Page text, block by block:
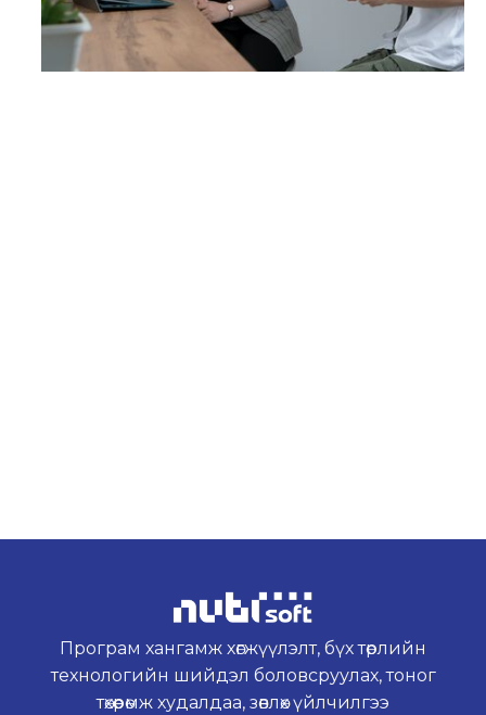
Програм хангамж хөгжүүлэлт, бүх төрлийн
технологийн шийдэл боловсруулах, тоног
төхөөрөмж худалдаа, зөвлөх үйлчилгээ